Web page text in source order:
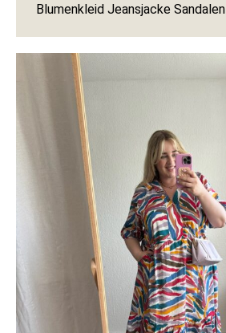
Blumenkleid Jeansjacke Sandalen